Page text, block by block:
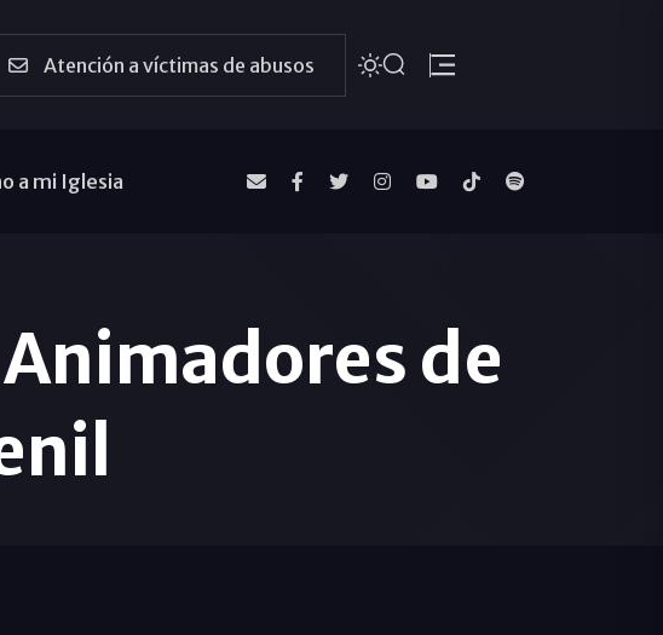
Atención a víctimas de abusos
a mi Iglesia
de